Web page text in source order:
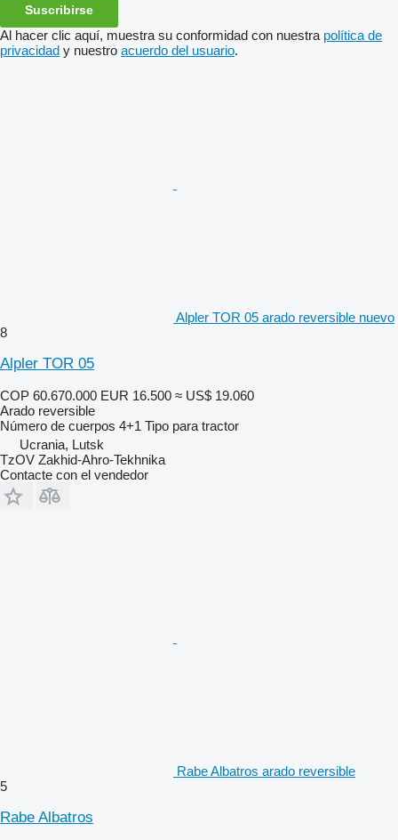
Suscribirse
Al hacer clic aquí, muestra su conformidad con nuestra política de
privacidad y nuestro acuerdo del usuario.
Alpler TOR 05 arado reversible nuevo
8
Alpler TOR 05
COP 60.670.000 EUR 16.500 ≈ US$ 19.060
Arado reversible
Número de cuerpos 4+1 Tipo para tractor
Ucrania, Lutsk
TzOV Zakhid-Ahro-Tekhnika
Contacte con el vendedor
Rabe Albatros arado reversible
5
Rabe Albatros